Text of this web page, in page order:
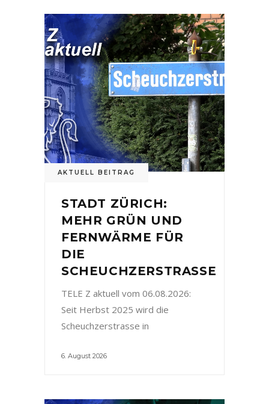
AKTUELL BEITRAG
STADT ZÜRICH:
MEHR GRÜN UND
FERNWÄRME FÜR
DIE
SCHEUCHZERSTRASSE
TELE Z aktuell vom 06.08.2026:
Seit Herbst 2025 wird die
Scheuchzerstrasse in
6. August 2026